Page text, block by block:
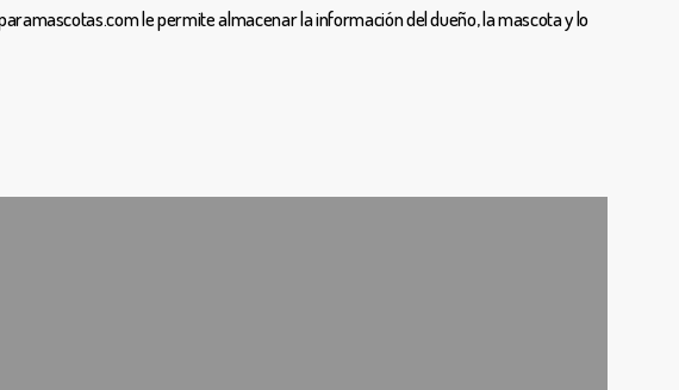
le permite almacenar la información del dueño, la mascota y lo